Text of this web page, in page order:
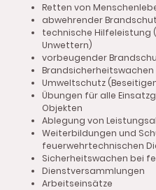
Retten von
abwehrender
technische Hilfeleistung
Unwettern)
vorbeugender
Brandsicherheitswachen
Umweltschutz
Übungen für alle
Objekten
Ablegung von
Weiterbildungen und
feuerwehrtechnischen
Sicherheitswachen bei
Dienstversammlungen
Arbeitseinsätze